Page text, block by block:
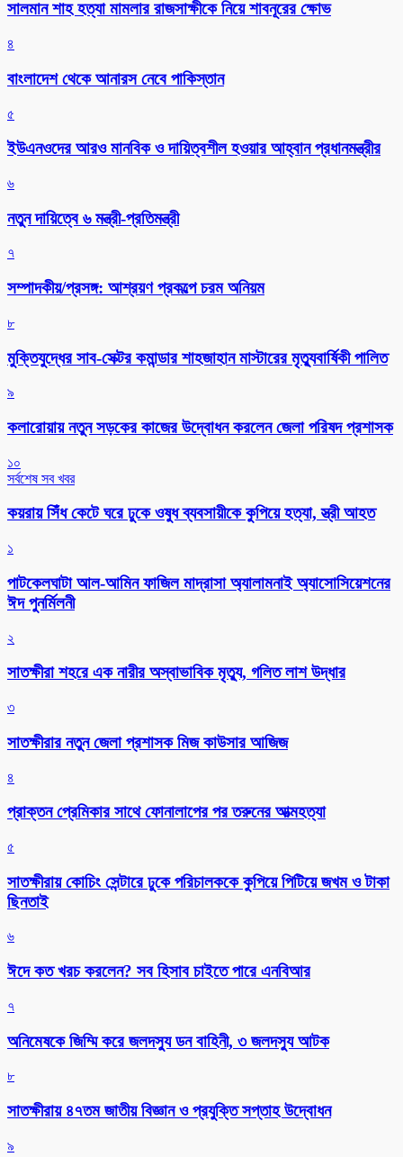
সালমান শাহ হত্যা মামলার রাজসাক্ষীকে নিয়ে শাবনূরের ক্ষোভ
৪
বাংলাদেশ থেকে আনারস নেবে পাকিস্তান
৫
ইউএনওদের আরও মানবিক ও দায়িত্বশীল হওয়ার আহ্বান প্রধানমন্ত্রীর
৬
নতুন দায়িত্বে ৬ মন্ত্রী-প্রতিমন্ত্রী
৭
সম্পাদকীয়/প্রসঙ্গ: আশ্রয়ণ প্রকল্পে চরম অনিয়ম
৮
মুক্তিযুদ্ধের সাব-সেক্টর কমান্ডার শাহজাহান মাস্টারের মৃত্যুবার্ষিকী পালিত
৯
কলারোয়ায় নতুন সড়কের কাজের উদ্বোধন করলেন জেলা পরিষদ প্রশাসক
১০
সর্বশেষ সব খবর
কয়রায় সিঁধ কেটে ঘরে ঢুকে ওষুধ ব্যবসায়ীকে কুপিয়ে হত্যা, স্ত্রী আহত
১
পাটকেলঘাটা আল-আমিন ফাজিল মাদ্রাসা অ্যালামনাই অ্যাসোসিয়েশনের
ঈদ পুনর্মিলনী
২
সাতক্ষীরা শহরে এক নারীর অস্বাভাবিক মৃত্যু, গলিত লাশ উদ্ধার
৩
সাতক্ষীরার নতুন জেলা প্রশাসক মিজ কাউসার আজিজ
৪
প্রাক্তন প্রেমিকার সাথে ফোনালাপের পর তরুনের আত্মহত্যা
৫
সাতক্ষীরায় কোচিং সেন্টারে ঢুকে পরিচালককে কুপিয়ে পিটিয়ে জখম ও টাকা
ছিনতাই
৬
ঈদে কত খরচ করলেন? সব হিসাব চাইতে পারে এনবিআর
৭
অনিমেষকে জিম্মি করে জলদস্যু ডন বাহিনী, ৩ জলদস্যু আটক
৮
সাতক্ষীরায় ৪৭তম জাতীয় বিজ্ঞান ও প্রযুক্তি সপ্তাহ উদ্বোধন
৯